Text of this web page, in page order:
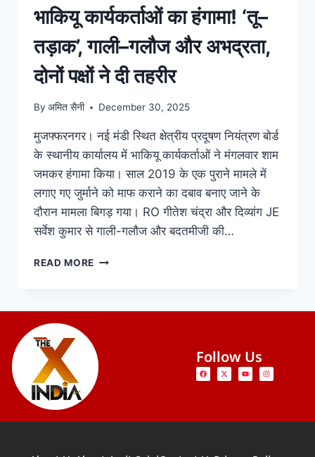
भाकियू कार्यकर्ताओं का हंगामा! ‘तू–
तड़ाक’, गाली–गलौज और अभद्रता,
दोनों पक्षों ने दी तहरीर
By अमित सैनी December 30, 2025
मुजफ्फरनगर। नई मंडी स्थित क्षेत्रीय प्रदूषण नियंत्रण बोर्ड
के स्थानीय कार्यालय में भाकियू कार्यकर्ताओं ने मंगलवार शाम
जमकर हंगामा किया। साल 2019 के एक पुराने मामले में
लगाए गए जुर्माने को माफ कराने का दबाव बनाए जाने के
दौरान मामला बिगड़ गया। RO गीतेश चंद्रा और दिव्यांग JE
सर्वेश कुमार से गाली-गलौज और बदतमीजी की…
READ MORE
Follow Us